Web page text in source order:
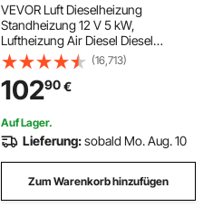
VEVOR Luft Dieselheizung
Standheizung 12 V 5 kW,
Luftheizung Air Diesel Diesel
Standheizung Lufterhitzer, 0,16–
0,52 L/Std. Dieselheizung mit LCD-
Display & Fernbedienung &
Bluetooth-APP
(16,713)
10290€
Auf Lager.
Lieferung:sobald Mo. Aug. 10
Zum Warenkorb hinzufügen